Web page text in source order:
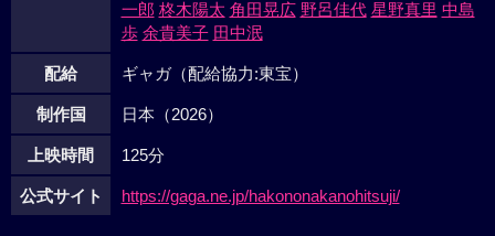
一郎 柊木陽太 角田晃広 野呂佳代 星野真里 中島
歩 余貴美子 田中泯
配給 ギャガ（配給協力:東宝）
制作国 日本（2026）
上映時間 125分
公式サイト https://gaga.ne.jp/hakononakanohitsuji/